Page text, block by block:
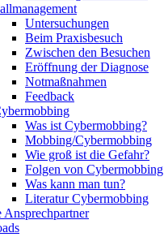
Untersuchungen
Beim Praxisbesuch
Zwischen den Besuchen
Eröffnung der Diagnose
Notmaßnahmen
Feedback
Was ist Cybermobbing?
Mobbing/Cybermobbing
Wie groß ist die Gefahr?
Folgen von Cybermobbing
Was kann man tun?
Literatur Cybermobbing
Ansprechpartner